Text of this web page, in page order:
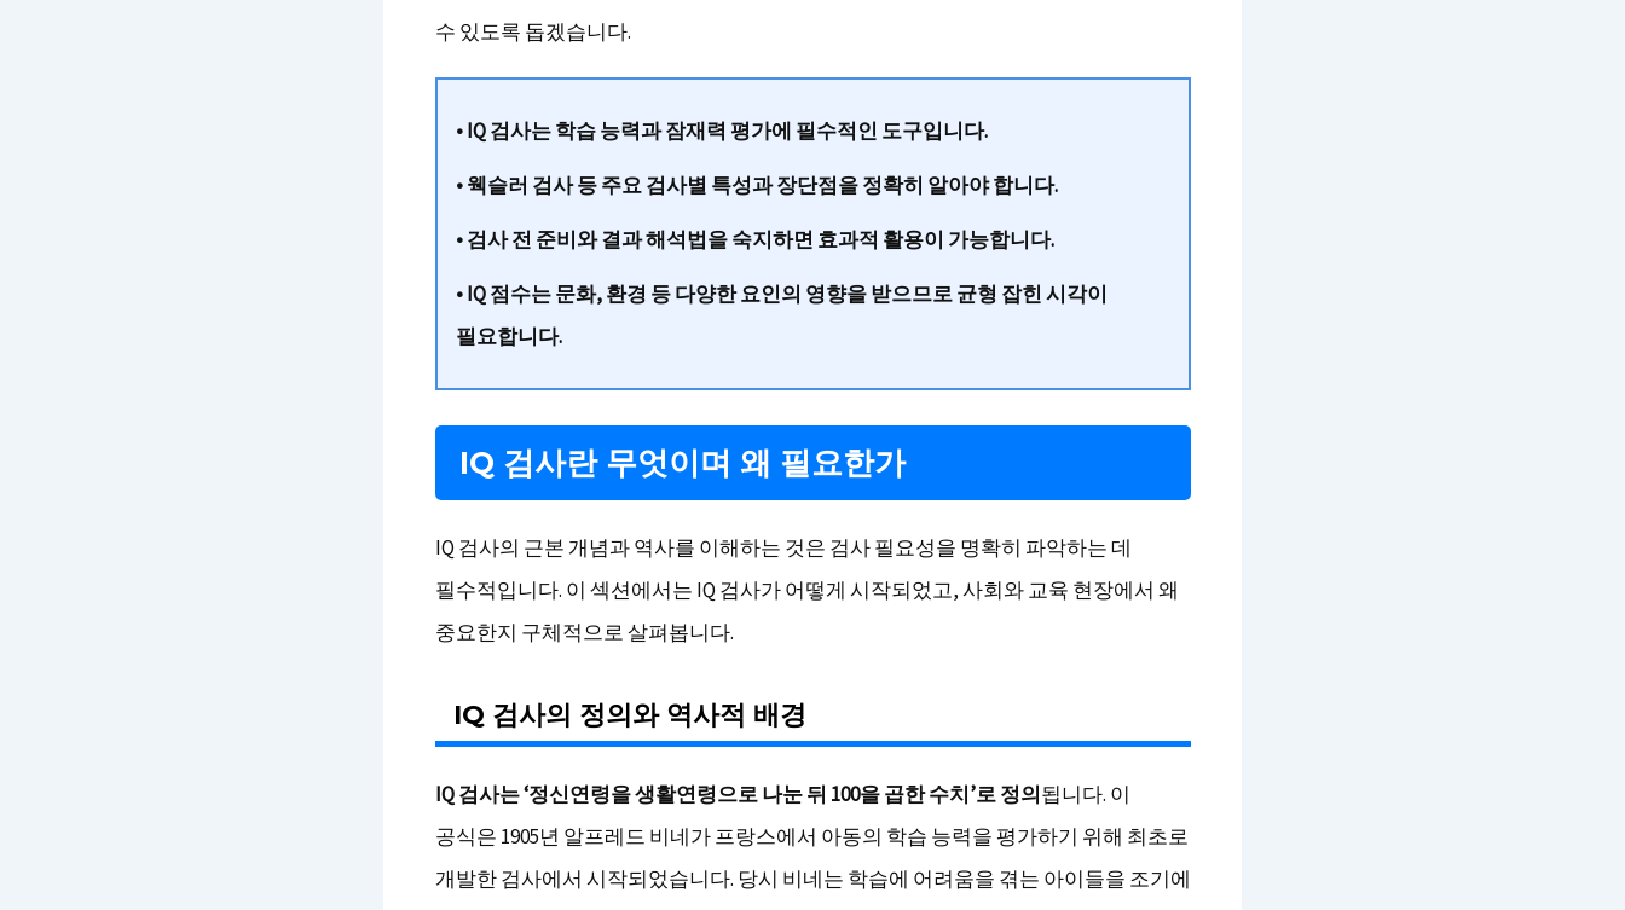
수 있도록 돕겠습니다.
• IQ 검사는 학습 능력과 잠재력 평가에 필수적인 도구입니다.
• 웩슬러 검사 등 주요 검사별 특성과 장단점을 정확히 알아야 합니다.
• 검사 전 준비와 결과 해석법을 숙지하면 효과적 활용이 가능합니다.
• IQ 점수는 문화, 환경 등 다양한 요인의 영향을 받으므로 균형 잡힌 시각이
필요합니다.
IQ 검사란 무엇이며 왜 필요한가
IQ 검사의 근본 개념과 역사를 이해하는 것은 검사 필요성을 명확히 파악하는 데
필수적입니다. 이 섹션에서는 IQ 검사가 어떻게 시작되었고, 사회와 교육 현장에서 왜
중요한지 구체적으로 살펴봅니다.
IQ 검사의 정의와 역사적 배경
IQ 검사는 ‘정신연령을 생활연령으로 나눈 뒤 100을 곱한 수치’로 정의됩니다. 이
공식은 1905년 알프레드 비네가 프랑스에서 아동의 학습 능력을 평가하기 위해 최초로
개발한 검사에서 시작되었습니다. 당시 비네는 학습에 어려움을 겪는 아이들을 조기에